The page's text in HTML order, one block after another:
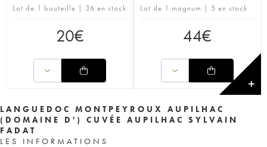
Lot de 1 bouteille | 36 en stock
20€
Lot de 1 magnum | 5 en stock
44€
✕
LANGUEDOC MONTPEYROUX AUPILHAC
(DOMAINE D') CUVÉE AUPILHAC SYLVAIN
FADAT
LES INFORMATIONS